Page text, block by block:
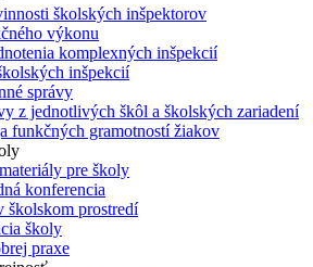
školských inšpektorov
výkonu
komplexných inšpekcií
inšpekcií
správy
z jednotlivých škôl a školských zariadení
funkčných gramotností žiakov
pre školy
konferencia
školskom prostredí
školy
praxe